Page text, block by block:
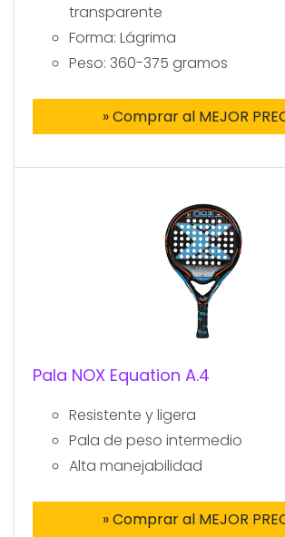
transparente
Forma: Lágrima
Peso: 360-375 gramos
» Comprar al MEJOR
Pala NOX Equation A.4
Resistente y ligera
Pala de peso intermedio
Alta manejabilidad
» Comprar al MEJOR